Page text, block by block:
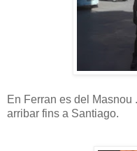
En Ferran es del Masnou
arribar fins a Santiago.